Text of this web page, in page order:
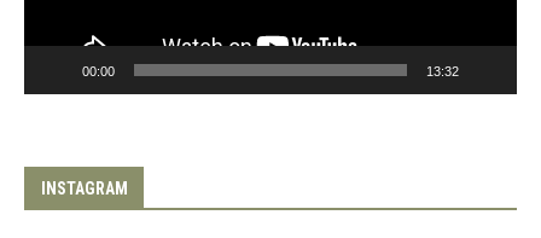
00:00 13:32
INSTAGRAM